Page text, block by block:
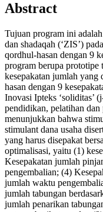
Abstract
Tujuan program ini
dan shadaqah (‘ZIS’)
qordhul-hasan dengan 9
program berupa prototipe
kesepakatan jumlah yang
hasan dengan 9
Inovasi Ipteks ‘soliditas’
pendidikan, pelatihan
menunjukkan bahwa
stimulant dana usaha
yang harus disepakat
optimalisasi, yaitu (1)
Kesepakatan jumlah
pengembalian; (4)
jumlah waktu
jumlah tabungan
jumlah penarikan